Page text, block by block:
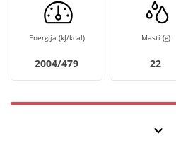
Energija (kJ/kcal)
2004/479
Masti (g)
22